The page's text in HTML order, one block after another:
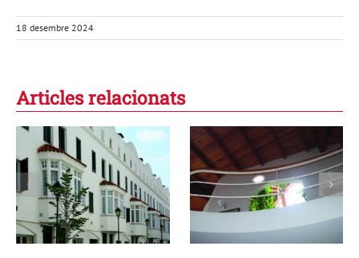
18 desembre 2024
Articles relacionats
La casa dels cinc
elements i la
lluna
Una arquitectura
de la humilitat:
l’emoció dels
espais
silenciosos